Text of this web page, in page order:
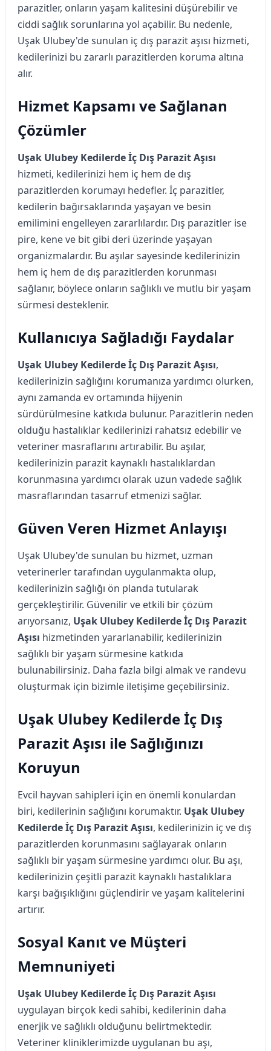
parazitler, onların yaşam kalitesini düşürebilir ve
ciddi sağlık sorunlarına yol açabilir. Bu nedenle,
Uşak Ulubey'de sunulan iç dış parazit aşısı hizmeti,
kedilerinizi bu zararlı parazitlerden koruma altına
alır.
Hizmet Kapsamı ve Sağlanan
Çözümler
Uşak Ulubey Kedilerde İç Dış Parazit Aşısı
hizmeti, kedilerinizi hem iç hem de dış
parazitlerden korumayı hedefler. İç parazitler,
kedilerin bağırsaklarında yaşayan ve besin
emilimini engelleyen zararlılardır. Dış parazitler ise
pire, kene ve bit gibi deri üzerinde yaşayan
organizmalardır. Bu aşılar sayesinde kedilerinizin
hem iç hem de dış parazitlerden korunması
sağlanır, böylece onların sağlıklı ve mutlu bir yaşam
sürmesi desteklenir.
Kullanıcıya Sağladığı Faydalar
Uşak Ulubey Kedilerde İç Dış Parazit Aşısı,
kedilerinizin sağlığını korumanıza yardımcı olurken,
aynı zamanda ev ortamında hijyenin
sürdürülmesine katkıda bulunur. Parazitlerin neden
olduğu hastalıklar kedilerinizi rahatsız edebilir ve
veteriner masraflarını artırabilir. Bu aşılar,
kedilerinizin parazit kaynaklı hastalıklardan
korunmasına yardımcı olarak uzun vadede sağlık
masraflarından tasarruf etmenizi sağlar.
Güven Veren Hizmet Anlayışı
Uşak Ulubey'de sunulan bu hizmet, uzman
veterinerler tarafından uygulanmakta olup,
kedilerinizin sağlığı ön planda tutularak
gerçekleştirilir. Güvenilir ve etkili bir çözüm
arıyorsanız, Uşak Ulubey Kedilerde İç Dış Parazit
Aşısı hizmetinden yararlanabilir, kedilerinizin
sağlıklı bir yaşam sürmesine katkıda
bulunabilirsiniz. Daha fazla bilgi almak ve randevu
oluşturmak için bizimle iletişime geçebilirsiniz.
Uşak Ulubey Kedilerde İç Dış
Parazit Aşısı ile Sağlığınızı
Koruyun
Evcil hayvan sahipleri için en önemli konulardan
biri, kedilerinin sağlığını korumaktır. Uşak Ulubey
Kedilerde İç Dış Parazit Aşısı, kedilerinizin iç ve dış
parazitlerden korunmasını sağlayarak onların
sağlıklı bir yaşam sürmesine yardımcı olur. Bu aşı,
kedilerinizin çeşitli parazit kaynaklı hastalıklara
karşı bağışıklığını güçlendirir ve yaşam kalitelerini
artırır.
Sosyal Kanıt ve Müşteri
Memnuniyeti
Uşak Ulubey Kedilerde İç Dış Parazit Aşısı
uygulayan birçok kedi sahibi, kedilerinin daha
enerjik ve sağlıklı olduğunu belirtmektedir.
Veteriner kliniklerimizde uygulanan bu aşı,